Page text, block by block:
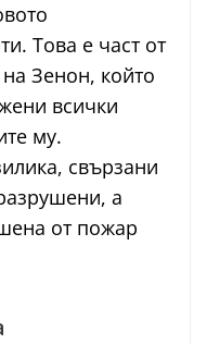
Това е част от
на Зенон, който
всички
му.
свързани
а
от пожар